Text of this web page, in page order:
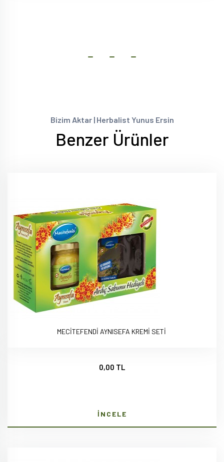
Bizim Aktar | Herbalist Yunus Ersin
Benzer Ürünler
MECİTEFENDİ AYNISEFA KREMİ SETİ
0,00 TL
İNCELE